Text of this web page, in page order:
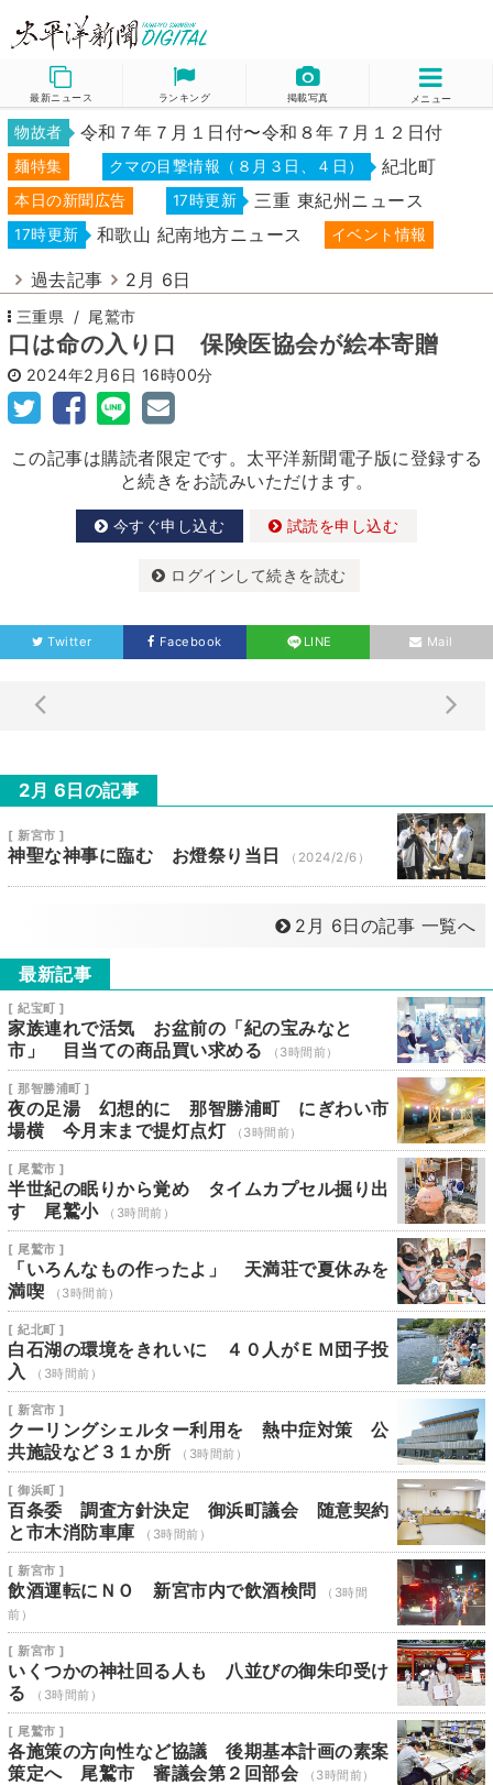
最新ニュース ランキング 掲載写真 メニュー
物故者 令和７年７月１日付〜令和８年７月１２日付
麺特集 クマの目撃情報（８月３日、４日） 紀北町
本日の新聞広告 17時更新 三重 東紀州ニュース
17時更新 和歌山 紀南地方ニュース イベント情報
過去記事 2月 6日
三重県 尾鷲市
口は命の入り口 保険医協会が絵本寄贈
2024年2月6日 16時00分
この記事は購読者限定です。太平洋新聞電子版に登録する
と続きをお読みいただけます。
今すぐ申し込む 試読を申し込む
ログインして続きを読む
Twitter Facebook LINE Mail
2月 6日の記事
[ 新宮市 ]
神聖な神事に臨む お燈祭り当日 （2024/2/6）
2月 6日の記事 一覧へ
最新記事
[ 紀宝町 ]
家族連れで活気 お盆前の「紀の宝みなと
市」 目当ての商品買い求める
（3時間前）
[ 那智勝浦町 ]
夜の足湯 幻想的に 那智勝浦町 にぎわい市
場横 今月末まで提灯点灯
（3時間前）
[ 尾鷲市 ]
半世紀の眠りから覚め タイムカプセル掘り出
す 尾鷲小
（3時間前）
[ 尾鷲市 ]
「いろんなもの作ったよ」 天満荘で夏休みを
満喫
（3時間前）
[ 紀北町 ]
白石湖の環境をきれいに ４０人がＥＭ団子投
入
（3時間前）
[ 新宮市 ]
クーリングシェルター利用を 熱中症対策 公
共施設など３１か所
（3時間前）
[ 御浜町 ]
百条委 調査方針決定 御浜町議会 随意契約
と市木消防車庫
（3時間前）
[ 新宮市 ]
飲酒運転にＮＯ 新宮市内で飲酒検問
（3時間
前）
[ 新宮市 ]
いくつかの神社回る人も 八並びの御朱印受け
る
（3時間前）
[ 尾鷲市 ]
各施策の方向性など協議 後期基本計画の素案
策定へ 尾鷲市 審議会第２回部会
（3時間前）